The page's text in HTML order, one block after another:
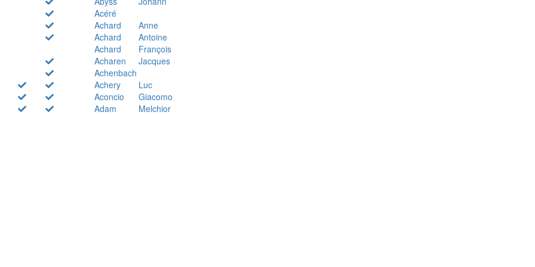
Acéré
Achard
Anne
Achard
Antoine
Achard
François
Acharen
Jacques
Achenbach
Achery
Luc
Aconcio
Giacomo
Adam
Melchior